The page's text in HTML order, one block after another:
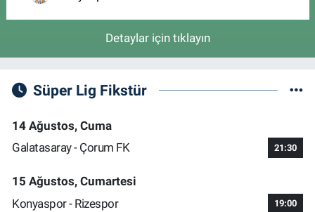
Detaylar için tıklayın
Süper Lig Fikstür
14 Ağustos, Cuma
Galatasaray - Çorum FK
21:30
15 Ağustos, Cumartesi
Konyaspor - Rizespor
19:00